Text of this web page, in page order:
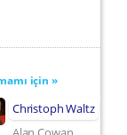
için »
Christoph Waltz